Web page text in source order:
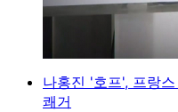
나홍진 '호프', 프랑
쾌거